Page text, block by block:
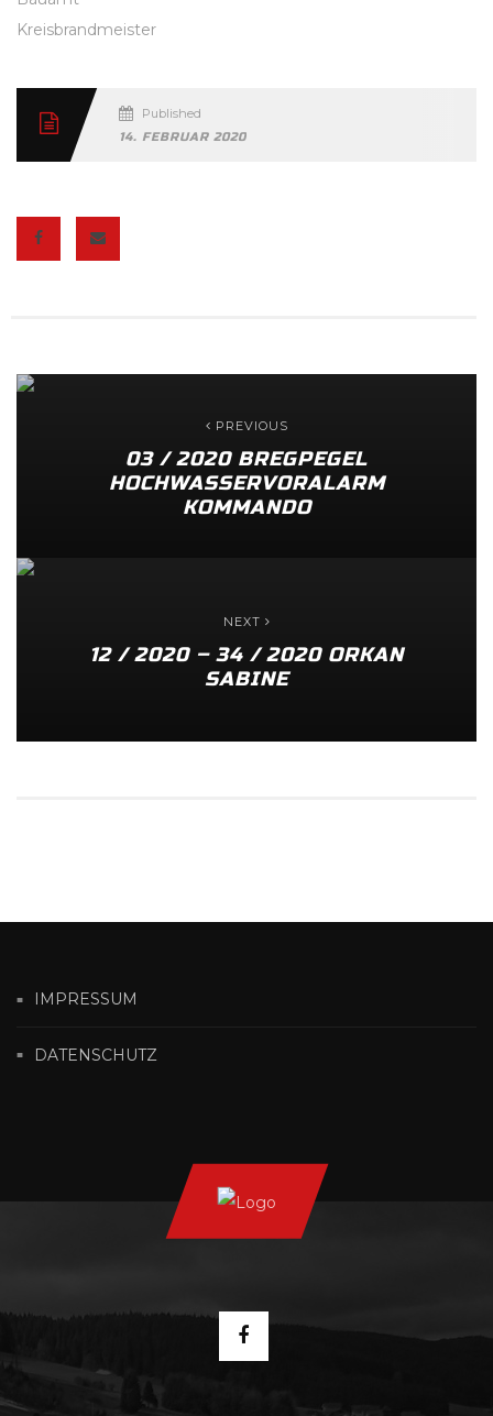
Kreisbrandmeister
Published
14. FEBRUAR 2020
PREVIOUS
03 / 2020 BREGPEGEL
HOCHWASSERVORALARM
KOMMANDO
NEXT
12 / 2020 – 34 / 2020 ORKAN
SABINE
IMPRESSUM
DATENSCHUTZ